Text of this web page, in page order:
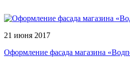
21 июня 2017
Оформление фасада магазина